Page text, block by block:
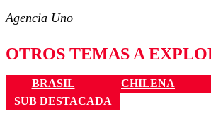
Agencia Uno
OTROS TEMAS A
BRASIL CHILENA
SUB DESTACADA